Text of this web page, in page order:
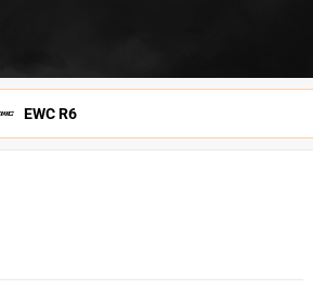
EWC R6